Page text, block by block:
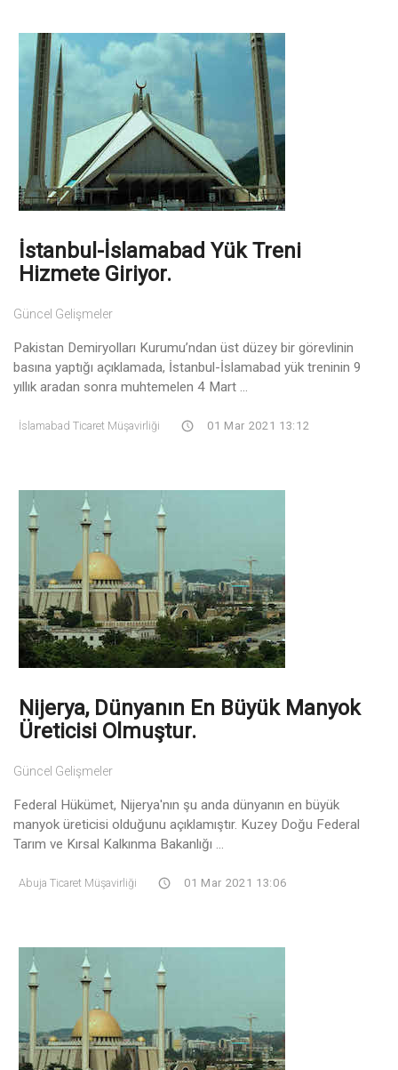
İstanbul-İslamabad Yük Treni
Hizmete Giriyor.
Güncel Gelişmeler
Pakistan Demiryolları Kurumu’ndan üst düzey bir görevlinin
basına yaptığı açıklamada, İstanbul-İslamabad yük treninin 9
yıllık aradan sonra muhtemelen 4 Mart ...
İslamabad Ticaret Müşavirliği 01 Mar 2021 13:12
Nijerya, Dünyanın En Büyük Manyok
Üreticisi Olmuştur.
Güncel Gelişmeler
Federal Hükümet, Nijerya'nın şu anda dünyanın en büyük
manyok üreticisi olduğunu açıklamıştır. Kuzey Doğu Federal
Tarım ve Kırsal Kalkınma Bakanlığı ...
Abuja Ticaret Müşavirliği 01 Mar 2021 13:06